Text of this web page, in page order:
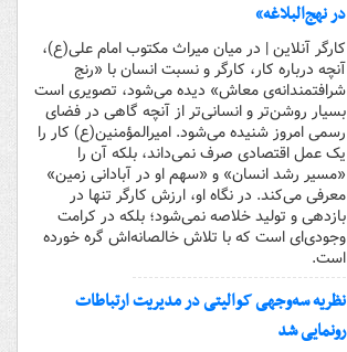
در نهج‌البلاغه»
کارگر آنلاین | در میان میراث مکتوب امام علی(ع)،
آنچه درباره کار، کارگر و نسبت انسان با «رنج
شرافتمندانه‌ی معاش» دیده می‌شود، تصویری است
بسیار روشن‌تر و انسانی‌تر از آنچه گاهی در فضای
رسمی امروز شنیده می‌شود. امیرالمؤمنین(ع) کار را
یک عمل اقتصادی صرف نمی‌داند، بلکه آن را
«مسیر رشد انسان» و «سهم او در آبادانی زمین»
معرفی می‌کند. در نگاه او، ارزش کارگر تنها در
بازدهی و تولید خلاصه نمی‌شود؛ بلکه در کرامت
وجودی‌ای است که با تلاش خالصانه‌اش گره خورده
است.
نظریه سه‌وجهی کوالیتی در مدیریت ارتباطات
رونمایی شد